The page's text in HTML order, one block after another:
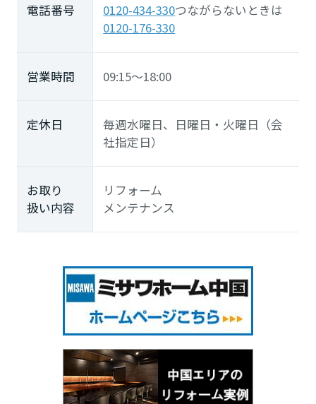
電話番号 0120-434-330つながらないときは
0120-176-330
営業時間 09:15～18:00
定休日
毎週水曜日、日曜日・火曜日（会
社指定日）
お取り
扱い内容
リフォーム
メンテナンス
鹿児島県